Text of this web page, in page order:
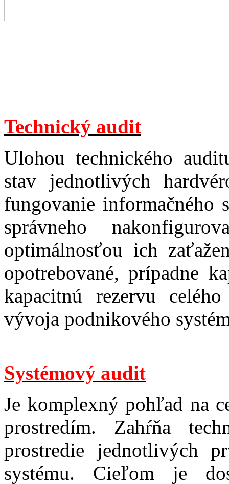
Technický audit
Ulohou technického
stav jednotlivých
fungovanie informačného
správneho
optimálnosťou ich
opotrebované, prípadne
kapacitnú rezervu
vývoja podnikového
Systémový audit
Je komplexný pohľad na
prostredím. Zahŕňa
prostredie jednotlivých
systému. Cieľom je